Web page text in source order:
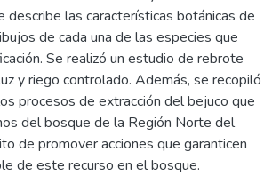
describe las características botánicas de
de cada una de las especies que
Se realizó un estudio de rebrote
y riego controlado. Además, se recopiló
procesos de extracción del bejuco que
del bosque de la Región Norte del
de promover acciones que garanticen
de este recurso en el bosque.